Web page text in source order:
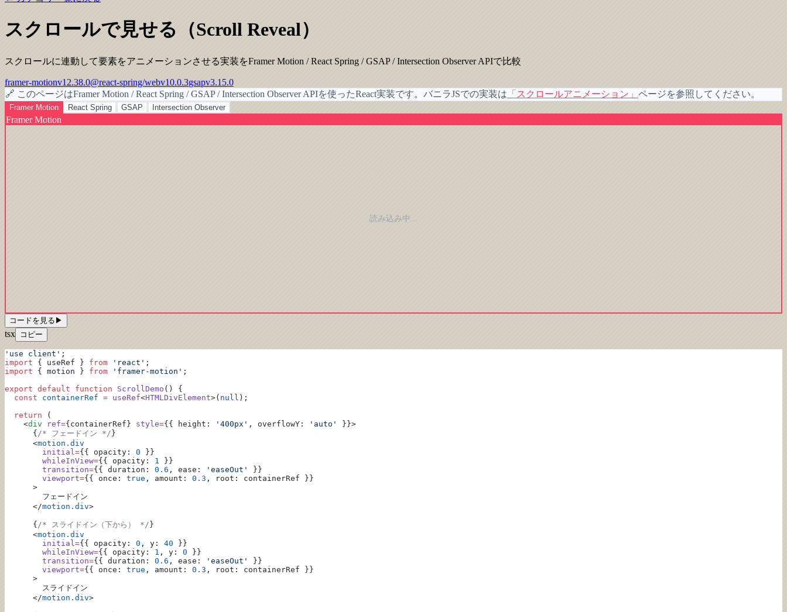
スクロールで見せる（Scroll Reveal）
スクロールに連動して要素をアニメーションさせる実装をFramer Motion / React Spring / GSAP / Intersection Observer APIで比較
framer-motionv12.38.0@react-spring/webv10.0.3gsapv3.15.0
🔗 このページはFramer Motion / React Spring / GSAP / Intersection Observer APIを使ったReact実装です。バニラJSでの実装は 「 スクロールアニメーション 」 ページを参照してください。
Framer Motion React Spring GSAP Intersection Observer
Framer Motion
読み込み中...
コードを見る ▶
tsx コピー
'use client' ;
import { useRef } from 'react' ;
import { motion } from 'framer-motion' ;
export default function ScrollDemo () {
  const
containerRef = useRef<HTMLDivElement>( null );
  return
(
    <
div ref={containerRef} style={{ height: '400px' , overflowY: 'auto'
}}>
      {
/* フェードイン */ }
      <
motion.div
        initial
={{ opacity: 0 }}
        whileInView
={{ opacity: 1
}}
        transition
={{ duration: 0.6 , ease: 'easeOut'
}}
        viewport
={{ once: true , amount: 0.3 , root: containerRef }}
      >
        フェードイン
      </
motion.div>
      {
/* スライドイン（下から） */ }
      <
motion.div
        initial
={{ opacity: 0 , y: 40 }}
        whileInView
={{ opacity: 1 , y: 0 }}
        transition
={{ duration: 0.6 , ease: 'easeOut'
}}
        viewport
={{ once: true , amount: 0.3 , root: containerRef }}
      >
        スライドイン
      </
motion.div>